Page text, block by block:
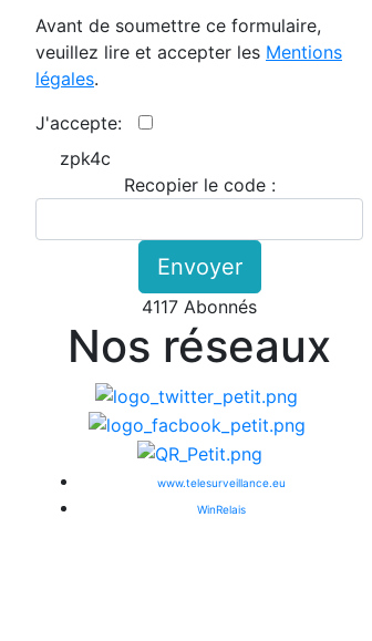
Avant de soumettre ce formulaire,
veuillez lire et accepter les Mentions
légales.
J'accepte:
zpk4c
Recopier le code :
Envoyer
4117 Abonnés
Nos réseaux
www.telesurveillance.eu
WinRelais